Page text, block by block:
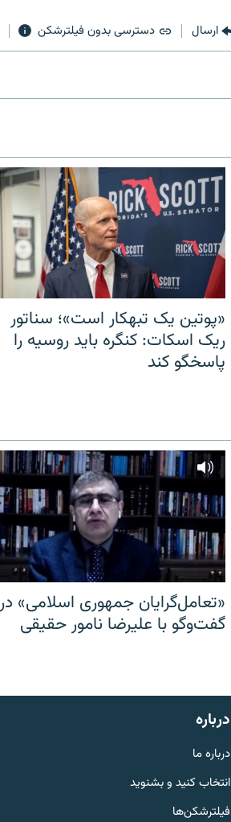
ارسال دسترسی بدون فیلترشکن
«پوتین یک تبهکار است»؛ سناتور
ریک اسکات: کنگره باید روسیه را
پاسخگو کند
«تعامل‌گرایان جمهوری اسلامی» در
گفت‌وگو با علیرضا نامور حقیقی
درباره
درباره ما
انتخاب کنید و بشنوید
فیلترشکن‌ها